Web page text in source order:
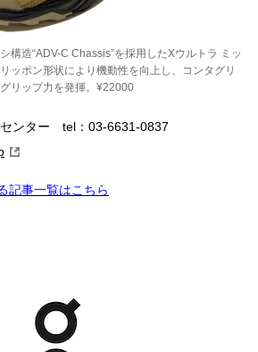
構造“ADV-C Chassis”を採用したXウルトラ ミッ
ッポン形状により機動性を向上し、コンタグリ
リップ力を発揮。¥22000
センター tel：03-6631-0837
記事一覧はこちら